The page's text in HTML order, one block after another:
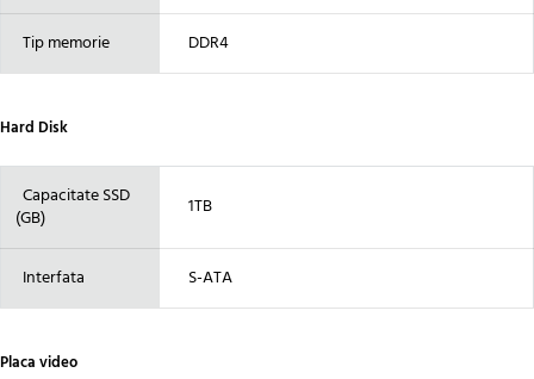
Tip memorie DDR4
Hard Disk
Capacitate SSD
(GB)
1TB
Interfata S-ATA
Placa video